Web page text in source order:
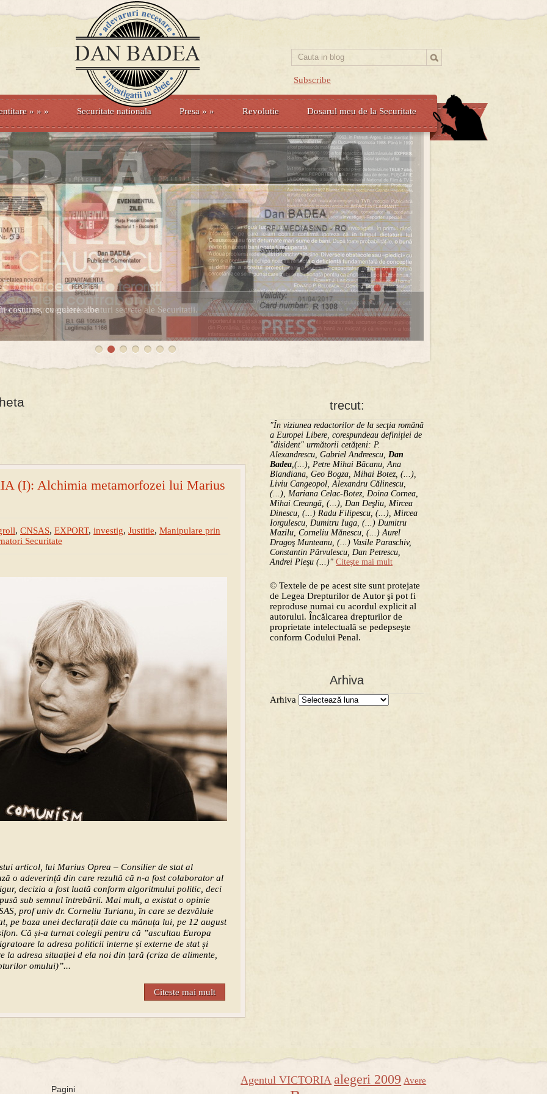
Subscribe
» » » Securitate nationala Presa » » Revolutie Dosarul meu de la Securitate
costume, cu gulere albe
controversatele conturi secrete ale Securitatii.
trecut:
"În viziunea redactorilor de la secţia română
a Europei Libere, corespundeau definiţiei de
"disident" următorii ce­tă­ţeni: P.
Alexandrescu, Gabriel Andreescu, Dan
Badea,(...), Petre Mihai Băcanu, Ana
Blandiana, Geo Bogza, Mihai Botez, (...),
Liviu Cangeopol, Alexandru Călinescu,
(...), Mariana Celac-Botez, Doina Cornea,
Mihai Creangă, (...), Dan Deşliu, Mircea
Dinescu, (...) Radu Filipescu, (...), Mircea
Iorgulescu, Dumitru Iuga, (...) Dumitru
Mazilu, Corneliu Mănescu, (...) Aurel
Dragoş Munteanu, (...) Vasile Paraschiv,
Constantin Pârvulescu, Dan Petrescu,
Andrei Pleşu (...)" Citeşte mai mult
© Textele de pe acest site sunt protejate
de Legea Drepturilor de Autor şi pot fi
reproduse numai cu acordul explicit al
autorului. Încălcarea drepturilor de
proprietate intelectuală se pedepseşte
conform Codului Penal.
Arhiva
Arhiva
(I): Alchimia metamorfozei lui Marius
, CNSAS, EXPORT, investig, Justitie, Manipulare prin
Securitate
articol, lui Marius Oprea – Consilier de stat al
o adeverință din care rezultă că n-a fost colaborator al
decizia a fost luată conform algoritmului politic, deci
sub semnul întrebării. Mai mult, a existat o opinie
prof univ dr. Corneliu Turianu, în care se dezvăluie
pe baza unei declarații date cu mânuța lui, pe 12 august
Că și-a turnat colegii pentru că ”ascultau Europa
la adresa politicii interne și externe de stat și
la adresa situației d ela noi din țară (criza de alimente,
omului)”...
Citeste mai mult
Pagini
Agentul VICTORIA alegeri 2009 Avere